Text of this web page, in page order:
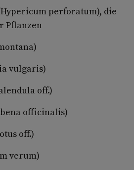
perforatum), die
Pflanzen
vulgaris)
off.)
officinalis)
off.)
verum)